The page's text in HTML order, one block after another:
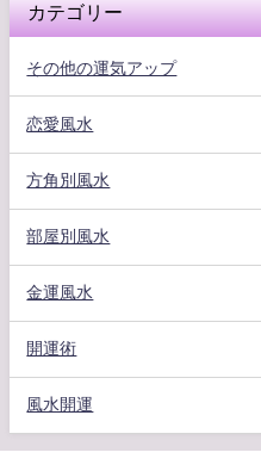
カテゴリー
その他の運気アップ
恋愛風水
方角別風水
部屋別風水
金運風水
開運術
風水開運